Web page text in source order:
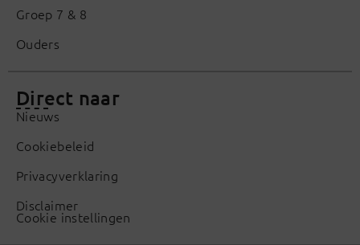
Groep 7 & 8
Ouders
Direct naar
Nieuws
Cookiebeleid
Privacyverklaring
Disclaimer
Cookie instellingen